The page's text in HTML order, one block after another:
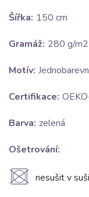
Šířka: 150 cm
Gramáž: 280 g/m2
Motív:
Certifikace:
Barva: zelená
Ošetrování:
U nesušit v